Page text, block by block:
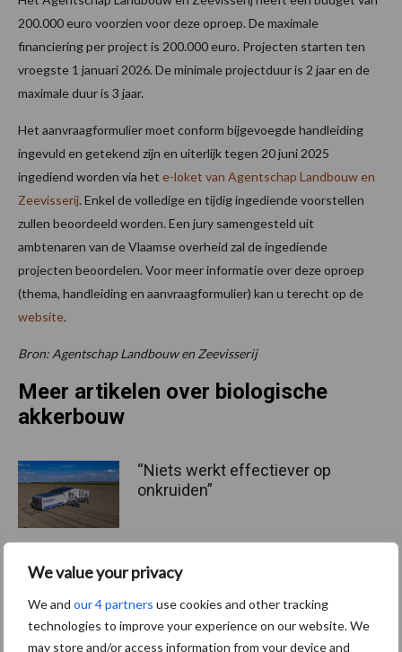
We value your privacy
We and our 4 partners use cookies and other tracking
technologies to improve your experience on our website. We
may store and/or access information from your device and
200.000 euro voorzien voor deze oproep. De maximale
financiering per project is 200.000 euro. Projecten starten ten
vroegste 1 januari 2026. De minimale projectduur is 2 jaar en de
maximale duur is 3 jaar.
Het aanvraagformulier moet conform bijgevoegde handleiding
ingevuld en getekend zijn en uiterlijk tegen 20 juni 2025
ingediend worden via het e-loket van Agentschap Landbouw en
Zeevisserij. Enkel de volledige en tijdig ingediende voorstellen
zullen beoordeeld worden. Een jury samengesteld uit
ambtenaren van de Vlaamse overheid zal de ingediende
projecten beoordelen. Voor meer informatie over deze oproep
(thema, handleiding en aanvraagformulier) kan u terecht op de
website.
Bron: Agentschap Landbouw en Zeevisserij
Meer artikelen over biologische
akkerbouw
“Niets werkt effectiever op
onkruiden”
2026 bekend: vier
biobedrijven in de running